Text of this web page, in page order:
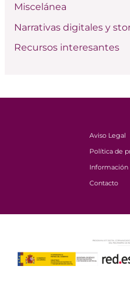
Miscelánea
Narrativas digitales y
Recursos interesantes
Aviso Legal
Política de
Información
Contacto